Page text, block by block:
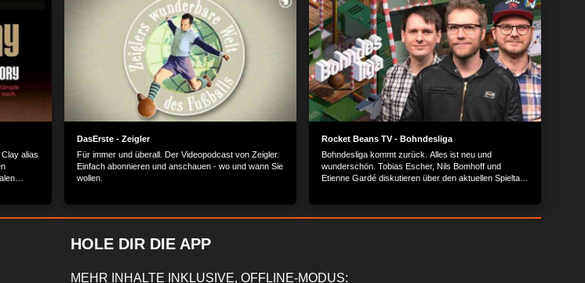
alias
DasErste - Zeigler
Für immer und überall. Der Videopodcast von Zeigler.
Einfach abonnieren und anschauen - wo und wann Sie
wollen.
Rocket Beans TV - Bohndesliga
Bohndesliga kommt zurück. Alles ist neu und
wunderschön. Tobias Escher, Nils Bomhoff und
Etienne Gardé diskutieren über den aktuellen Spieltag
HOLE DIR DIE APP
MEHR INHALTE INKLUSIVE, OFFLINE-MODUS: